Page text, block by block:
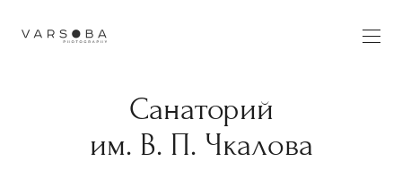
Санаторий
им. В. П. Чкалова